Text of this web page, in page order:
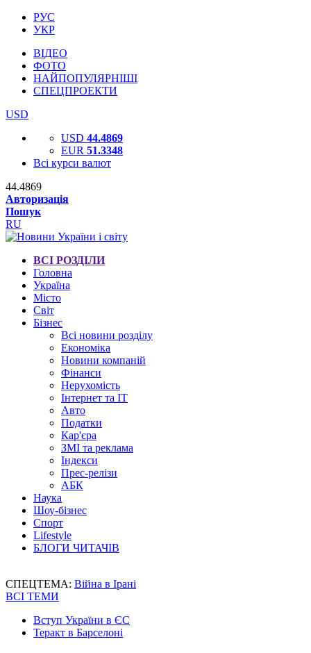
РУС
УКР
ВІДЕО
ФОТО
НАЙПОПУЛЯРНІШІ
СПЕЦПРОЕКТИ
USD
USD 44.4869
EUR 51.3348
Всі курси валют
44.4869
Авторизація
Пошук
RU
ВСІ РОЗДІЛИ
Головна
Україна
Місто
Світ
Бізнес
Всі новини розділу
Економіка
Новини компаній
Фінанси
Нерухомість
Інтернет та IT
Авто
Податки
Кар'єра
ЗМІ та реклама
Індекси
Прес-релізи
АБК
Наука
Шоу-бізнес
Спорт
Lifestyle
БЛОГИ ЧИТАЧІВ
СПЕЦТЕМА: Війна в Ірані
ВСІ ТЕМИ
Вступ України в ЄС
Теракт в Барселоні